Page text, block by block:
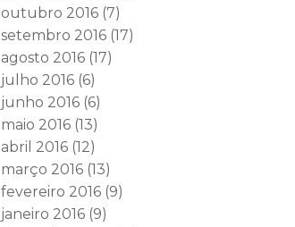
outubro 2016 (7)
setembro 2016 (17)
agosto 2016 (17)
julho 2016 (6)
junho 2016 (6)
maio 2016 (13)
abril 2016 (12)
março 2016 (13)
fevereiro 2016 (9)
janeiro 2016 (9)